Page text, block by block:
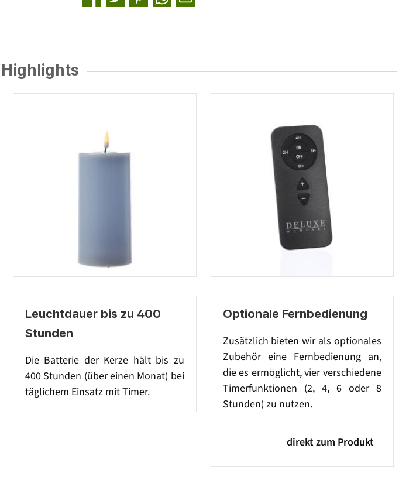
Leuchtdauer bis zu 400
Stunden
Die Batterie der Kerze hält bis zu
400 Stunden (über einen Monat) bei
täglichem Einsatz mit Timer.
Optionale Fernbedienung
Zusätzlich bieten wir als optionales
Zubehör eine Fernbedienung an,
die es ermöglicht, vier verschiedene
Timerfunktionen (2, 4, 6 oder 8
Stunden) zu nutzen.
direkt zum Produkt